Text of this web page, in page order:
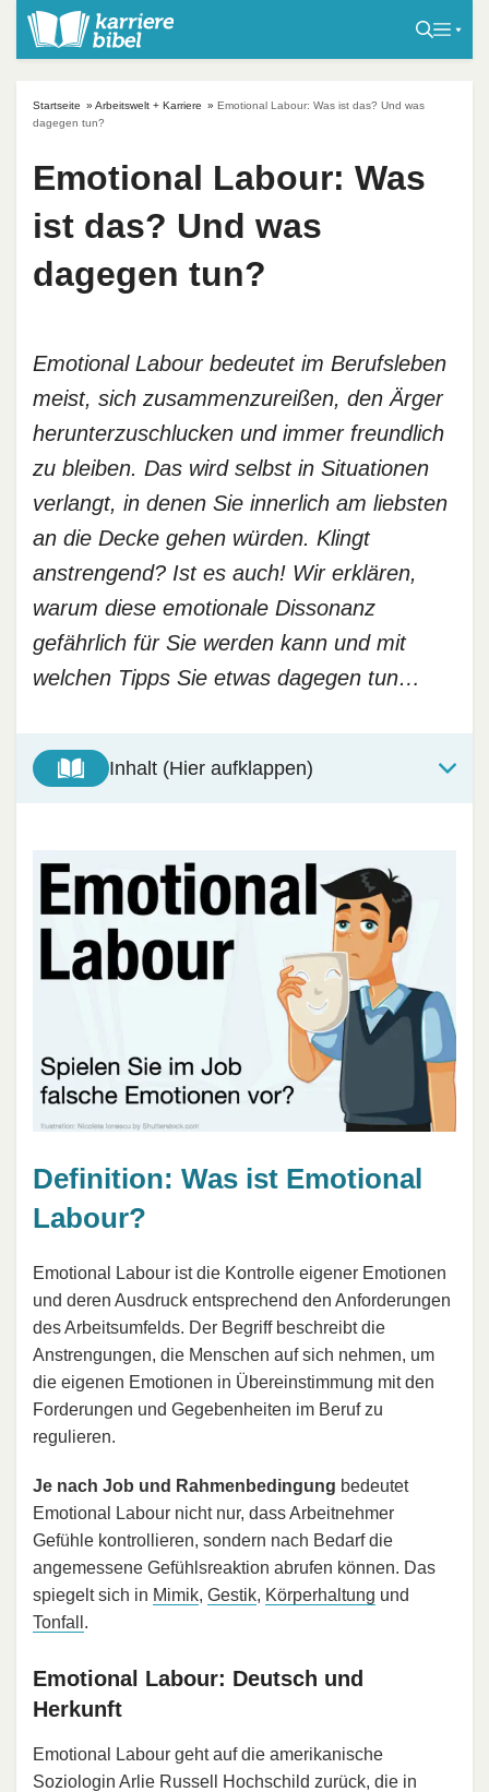
Startseite » Arbeitswelt + Karriere » Emotional Labour: Was ist das? Und was
dagegen tun?
Emotional Labour: Was
ist das? Und was
dagegen tun?
Emotional Labour bedeutet im Berufsleben
meist, sich zusammenzureißen, den Ärger
herunterzuschlucken und immer freundlich
zu bleiben. Das wird selbst in Situationen
verlangt, in denen Sie innerlich am liebsten
an die Decke gehen würden. Klingt
anstrengend? Ist es auch! Wir erklären,
warum diese emotionale Dissonanz
gefährlich für Sie werden kann und mit
welchen Tipps Sie etwas dagegen tun…
Inhalt (Hier aufklappen)
Definition: Was ist Emotional
Labour?
Emotional Labour ist die Kontrolle eigener Emotionen
und deren Ausdruck entsprechend den Anforderungen
des Arbeitsumfelds. Der Begriff beschreibt die
Anstrengungen, die Menschen auf sich nehmen, um
die eigenen Emotionen in Übereinstimmung mit den
Forderungen und Gegebenheiten im Beruf zu
regulieren.
Je nach Job und Rahmenbedingung bedeutet
Emotional Labour nicht nur, dass Arbeitnehmer
Gefühle kontrollieren, sondern nach Bedarf die
angemessene Gefühlsreaktion abrufen können. Das
spiegelt sich in Mimik, Gestik, Körperhaltung und
Tonfall .
Emotional Labour: Deutsch und
Herkunft
Emotional Labour geht auf die amerikanische
Soziologin Arlie Russell Hochschild zurück, die in